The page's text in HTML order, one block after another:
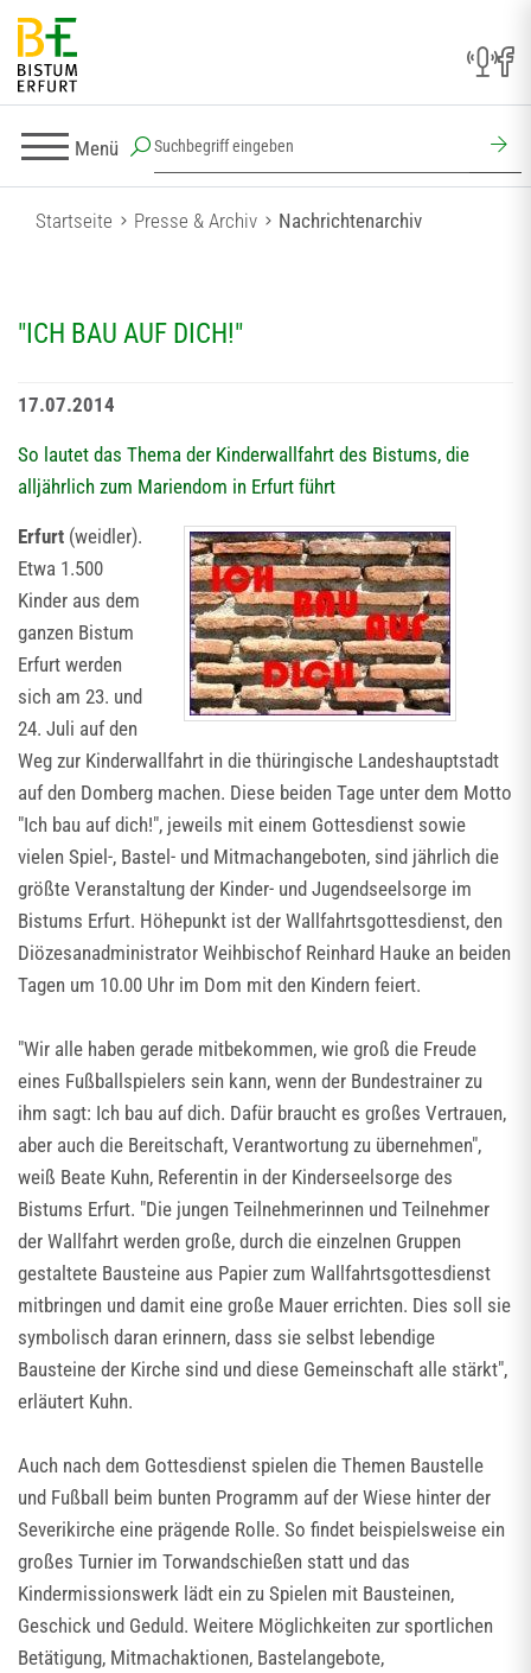
Menü
Startseite Presse & Archiv Nachrichtenarchiv
"ICH BAU AUF DICH!"
17.07.2014
So lautet das Thema der Kinderwallfahrt des Bistums, die
alljährlich zum Mariendom in Erfurt führt
Erfurt (weidler).
Etwa 1.500
Kinder aus dem
ganzen Bistum
Erfurt werden
sich am 23. und
24. Juli auf den
Weg zur Kinderwallfahrt in die thüringische Landeshauptstadt
auf den Domberg machen. Diese beiden Tage unter dem Motto
"Ich bau auf dich!", jeweils mit einem Gottesdienst sowie
vielen Spiel-, Bastel- und Mitmachangeboten, sind jährlich die
größte Veranstaltung der Kinder- und Jugendseelsorge im
Bistums Erfurt. Höhepunkt ist der Wallfahrtsgottesdienst, den
Diözesanadministrator Weihbischof Reinhard Hauke an beiden
Tagen um 10.00 Uhr im Dom mit den Kindern feiert.
"Wir alle haben gerade mitbekommen, wie groß die Freude
eines Fußballspielers sein kann, wenn der Bundestrainer zu
ihm sagt: Ich bau auf dich. Dafür braucht es großes Vertrauen,
aber auch die Bereitschaft, Verantwortung zu übernehmen",
weiß Beate Kuhn, Referentin in der Kinderseelsorge des
Bistums Erfurt. "Die jungen Teilnehmerinnen und Teilnehmer
der Wallfahrt werden große, durch die einzelnen Gruppen
gestaltete Bausteine aus Papier zum Wallfahrtsgottesdienst
mitbringen und damit eine große Mauer errichten. Dies soll sie
symbolisch daran erinnern, dass sie selbst lebendige
Bausteine der Kirche sind und diese Gemeinschaft alle stärkt",
erläutert Kuhn.
Auch nach dem Gottesdienst spielen die Themen Baustelle
und Fußball beim bunten Programm auf der Wiese hinter der
Severikirche eine prägende Rolle. So findet beispielsweise ein
großes Turnier im Torwandschießen statt und das
Kindermissionswerk lädt ein zu Spielen mit Bausteinen,
Geschick und Geduld. Weitere Möglichkeiten zur sportlichen
Betätigung, Mitmachaktionen, Bastelangebote,